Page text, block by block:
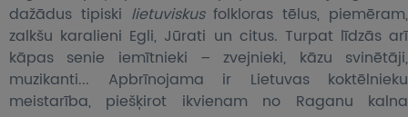
dažādus tipiski lietuviskusfolkloras tēlus, piemēram,
zalkšu karalieni Egli, Jūrati un citus. Turpat līdzās arī
kāpas senie iemītnieki – zvejnieki, kāzu svinētāji,
muzikanti... Apbrīnojama ir Lietuvas koktēlnieku
meistarība, piešķirot ikvienam no Raganu kalna